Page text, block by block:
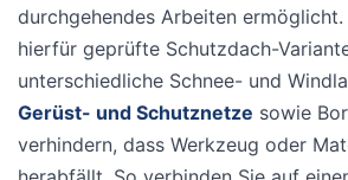
durchgehendes Arbeiten
hierfür geprüfte Schutzdach-
unterschiedliche Schnee- und
Gerüst- und Schutznetze sowie
verhindern, dass Werkzeug oder